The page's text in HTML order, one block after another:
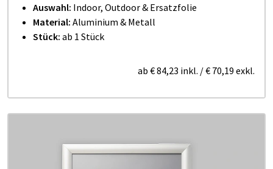
Auswahl: Indoor, Outdoor & Ersatzfolie
Material: Aluminium & Metall
Stück: ab 1 Stück
ab € 84,23 inkl. /€ 70,19 exkl.